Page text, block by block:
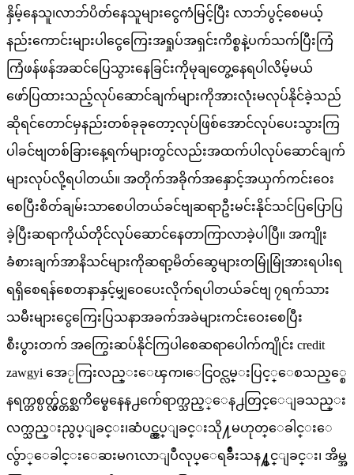
နှိမ့်နေသူ၊လာဘ်ပိတ်နေသူများငွေကံမြင့်ပြီး လာဘ်ပွင့်စေမယ့်
နည်းကောင်းများပါငွေကြေးအရှုပ်အရှင်းကိစ္စနဲ့ပက်သက်ပြီးကြံ
ကြံဖန်ဖန်အဆင်ပြေသွားနေခြင်းကိုမုချတွေ့နေရပါလိမ့်မယ်
ဖော်ပြထားသည့်လုပ်ဆောင်ချက်များကိုအားလုံးမလုပ်နိုင်ခဲ့သည်
ဆိုရင်တောင်မှနည်းတစ်ခုခုတော့လုပ်ဖြစ်အောင်လုပ်ပေးသွားကြ
ပါခင်ဗျတစ်ခြားနေ့ရက်များတွင်လည်းအထက်ပါလုပ်ဆောင်ချက်
များလုပ်လို့ရပါတယ်။ အတိုက်အခိုက်အနှောင့်အယှက်ကင်းဝေး
စေပြီးစိတ်ချမ်းသာစေပါတယ်ခင်ဗျဆရာဦးမင်းနိုင်သင်ပြပြောပြ
ခဲ့ပြီးဆရာကိုယ်တိုင်လုပ်ဆောင်နေတာကြာလာခဲ့ပါပြီ။ အကျိုး
ခံစားချက်အာနိသင်များကိုဆရာ့မိတ်ဆွေများတမြုံမြုံအားရပါးရ
ရရှိစေရန်စေတနာနှင့်မျှဝေပေးလိုက်ရပါတယ်ခင်ဗျ ၇ရက်သား
သမီးများငွေကြေးပြသနာအခက်အခဲများကင်းဝေးစေပြီး
စီးပွားတက် အကြွေးဆပ်နိုင်ကြပါစေဆရာပေါက်ကျိုင်း credit
zawgyi အေႂကြးလည္းေၾက၊ေငြဝင္လမ္းပြင့္ေစသည့္စေ
နရက္တစ္ပတ္လွ်င္တစ္ႀကိမ္စေနေန႕က်ေရာက္သည့္ေန႕တြင္ေျခသည္း
လက္သည္းညွပ္ျခင္း၊ဆံပင္ညွပ္ျခင္းသို႔မဟုတ္ေခါင္းေ
လွ်ာ္ေခါင္းေဆးမဂၤလာျပဳလုပ္ေရခ်ိဳးသန႔္စင္ျခင္း၊ အိမ္အ